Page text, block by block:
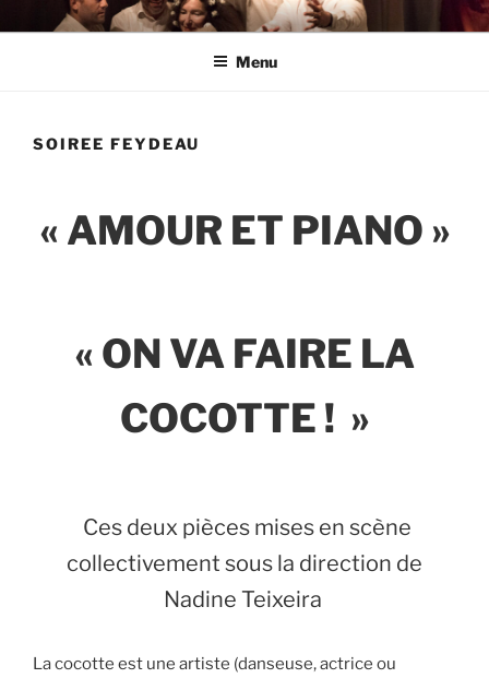
au
THEATRE DE L'EPI BLOIS
Menu
SOIREE FEYDEAU
« AMOUR ET PIANO »
« ON VA FAIRE LA
COCOTTE ! »
Ces deux pièces mises en scène
collectivement sous la direction de
Nadine Teixeira
La cocotte est une artiste (danseuse, actrice ou